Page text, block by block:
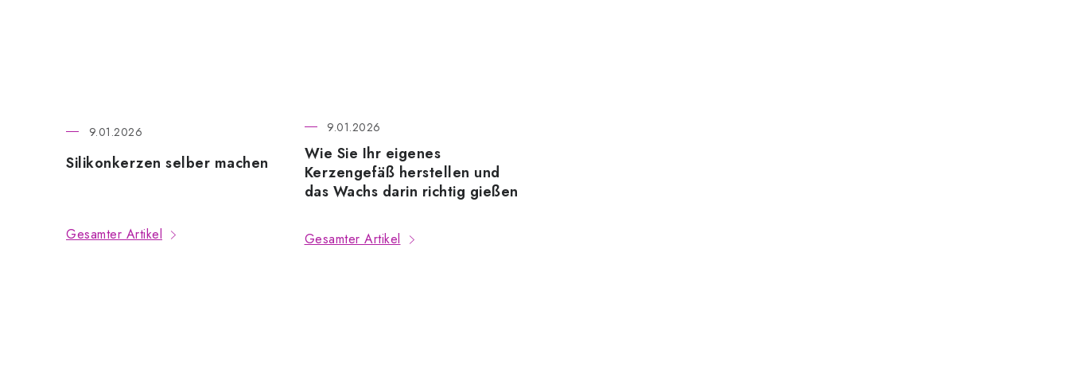
Silikonkerzen selber machen
9.01.2026
Gesamter Artikel
Wie Sie Ihr eigenes
Kerzengefäß herstellen und
das Wachs darin richtig gießen
9.01.2026
Gesamter Artikel